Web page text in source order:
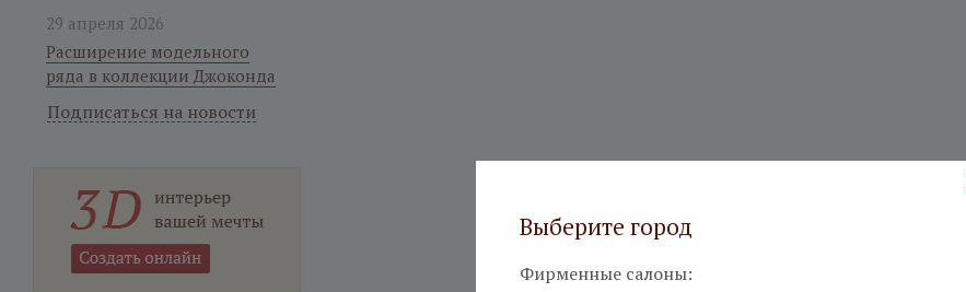
29 апреля 2026
Расширение модельного
ряда в коллекции Джоконда
Подписаться на новости
Выберите город
Фирменные салоны: